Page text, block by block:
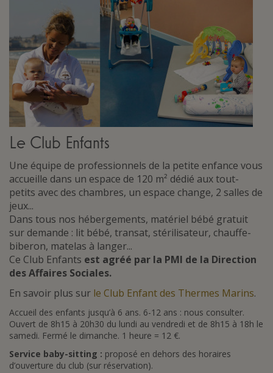
Le Club Enfants
Une équipe de professionnels de la petite enfance vous
accueille dans un espace de 120 m² dédié aux tout-
petits avec des chambres, un espace change, 2 salles de
jeux...
Dans tous nos hébergements, matériel bébé gratuit
sur demande : lit bébé, transat, stérilisateur, chauffe-
biberon, matelas à langer...
Ce Club Enfants est agréé par la PMI de la Direction
des Affaires Sociales.
En savoir plus sur le Club Enfant des Thermes Marins.
Accueil des enfants jusqu’à 6 ans. 6-12 ans : nous consulter.
Ouvert de 8h15 à 20h30 du lundi au vendredi et de 8h15 à 18h le
samedi. Fermé le dimanche. 1 heure = 12 €.
Service baby-sitting : proposé en dehors des horaires
d’ouverture du club (sur réservation).